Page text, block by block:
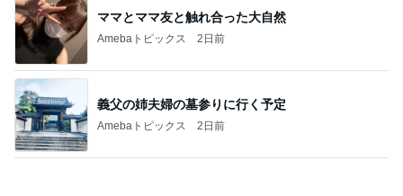
出産準備が最低限な出産間近の娘
Amebaトピックス 1日前